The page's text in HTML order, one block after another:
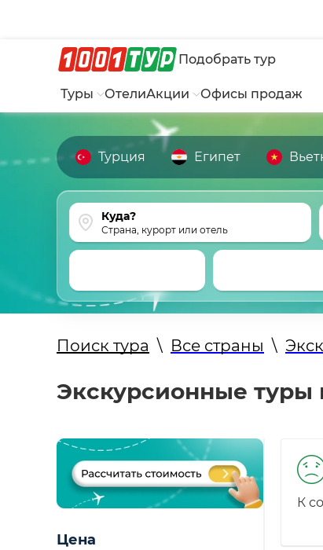
Подобрать тур
Туры ОтелиАкции Офисы продаж
Турция Египет
Страна, курорт или отель
Поиск тура \ Все страны \
Экскурсионные туры
Цена
К